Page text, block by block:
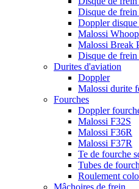
Disque de
Doppler disque
Malossi
Malossi Break
Disque de
Durites d'aviation
Doppler
Malossi durite
Fourches
Doppler
Malossi F32S
Malossi F36R
Malossi F37R
Te de fourche
Tubes de
Roulement
Mâchoires de frein